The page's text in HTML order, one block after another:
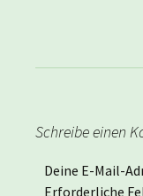
Schreibe einen
Deine E-Mail-
Erforderliche